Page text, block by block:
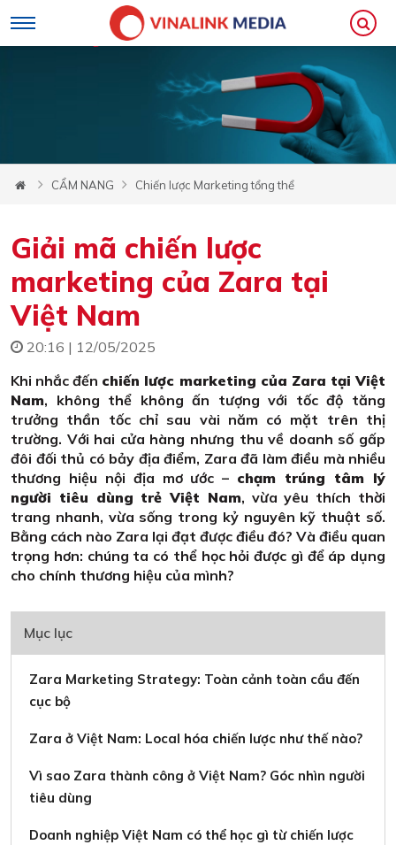
CẨM NANG Chiến lược Marketing tổng thể
Giải mã chiến lược
marketing của Zara tại
Việt Nam
20:16 | 12/05/2025
Khi nhắc đến chiến lược marketing của Zara tại Việt
Nam, không thể không ấn tượng với tốc độ tăng
trưởng thần tốc chỉ sau vài năm có mặt trên thị
trường. Với hai cửa hàng nhưng thu về doanh số gấp
đôi đối thủ có bảy địa điểm, Zara đã làm điều mà nhiều
thương hiệu nội địa mơ ước – chạm trúng tâm lý
người tiêu dùng trẻ Việt Nam, vừa yêu thích thời
trang nhanh, vừa sống trong kỷ nguyên kỹ thuật số.
Bằng cách nào Zara lại đạt được điều đó? Và điều quan
trọng hơn: chúng ta có thể học hỏi được gì để áp dụng
cho chính thương hiệu của mình?
Mục lục
Zara Marketing Strategy: Toàn cảnh toàn cầu đến
cục bộ
Zara ở Việt Nam: Local hóa chiến lược như thế nào?
Vì sao Zara thành công ở Việt Nam? Góc nhìn người
tiêu dùng
Doanh nghiệp Việt Nam có thể học gì từ chiến lược